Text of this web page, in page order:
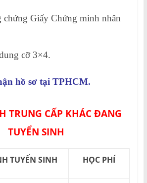
chứng Giấy Chứng minh nhân
cỡ 3×4.
hồ sơ tại TPHCM.
TRUNG CẤP KHÁC ĐANG
TUYỂN SINH
TUYỂN SINH HỌC PHÍ